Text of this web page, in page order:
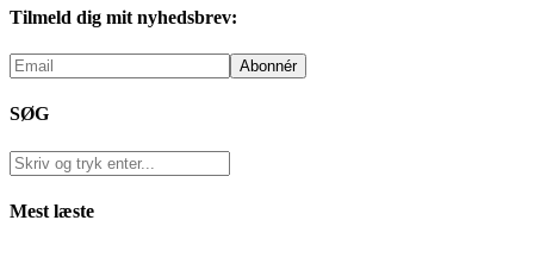
Tilmeld dig mit nyhedsbrev:
SØG
Mest læste